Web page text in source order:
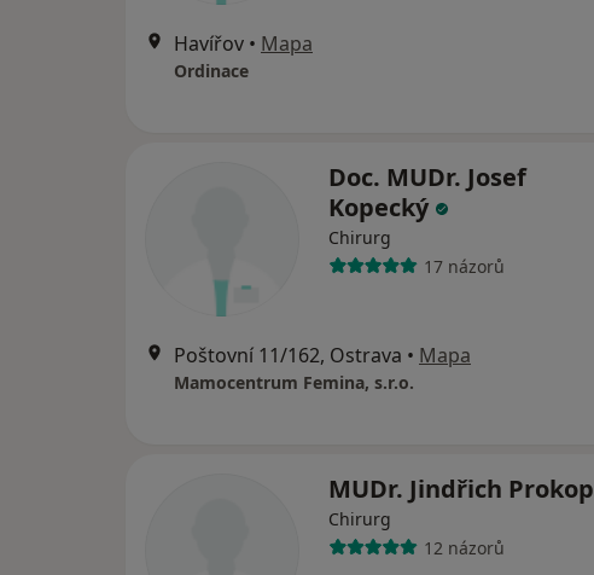
Havířov • Mapa
Ordinace
Doc. MUDr. Josef
Kopecký
Chirurg
17 názorů
Poštovní 11/162, Ostrava • Mapa
Mamocentrum Femina, s.r.o.
MUDr. Jindřich Prokop
Chirurg
12 názorů